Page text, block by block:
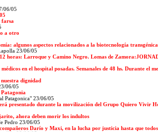
06/05
farsa
a otro
algunos aspectos relacionados a la biotecnología
23/06/05
horas: Larroque y Camino Negro. Lomas de
en el hospital posadas. Semanales de 48 hs. Durante el
dignidad
06/05
Patagonica" 23/06/05
presentado durante la movilización del Grupo Quiero Vivir
ahora deben morir los indultos
Pedro 23/06/05
Darío y Maxi, en la lucha por justicia hasta que todos